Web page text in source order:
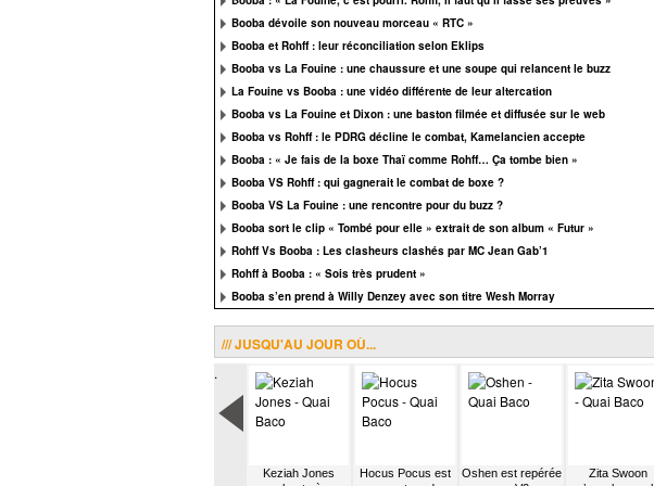
Booba dévoile son nouveau morceau « RTC »
Booba et Rohff : leur réconciliation selon Eklips
Booba vs La Fouine : une chaussure et une soupe qui relancent le buzz
La Fouine vs Booba : une vidéo différente de leur altercation
Booba vs La Fouine et Dixon : une baston filmée et diffusée sur le web
Booba vs Rohff : le PDRG décline le combat, Kamelancien accepte
Booba : « Je fais de la boxe Thaï comme Rohff… Ça tombe bien »
Booba VS Rohff : qui gagnerait le combat de boxe ?
Booba VS La Fouine : une rencontre pour du buzz ?
Booba sort le clip « Tombé pour elle » extrait de son album « Futur »
Rohff Vs Booba : Les clasheurs clashés par MC Jean Gab’1
Rohff à Booba : « Sois très prudent »
Booba s’en prend à Willy Denzey avec son titre Wesh Morray
/// JUSQU'AU JOUR OÙ...
.
Keziah Jones
Hocus Pocus est
Oshen est repérée
Zita Swoon